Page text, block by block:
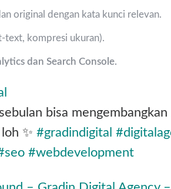
original dengan kata kunci relevan.
text, kompresi ukuran).
dan Search Console.
bisa mengembangkan
✨ #gradindigital
#webdevelopment